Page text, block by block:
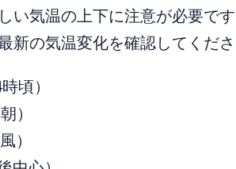
い気温の上下に注意が必要で
新の気温変化を確認してくだ
頃）
）
）